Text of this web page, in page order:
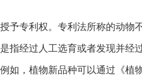
予专利权。专利法所称的动物
指经过人工选育或者发现并经
如，植物新品种可以通过《植